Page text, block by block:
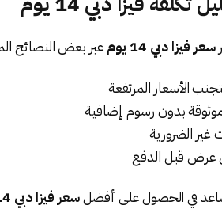
سعر فيزا دبي 14 يوم
عبر بعض النصائح
الأسعار المرتفعة
بدون رسوم إضافية
الضرورية
عرض قبل الدفع
في الحصول على أفضلسعر فيزا دبي 14 يوم